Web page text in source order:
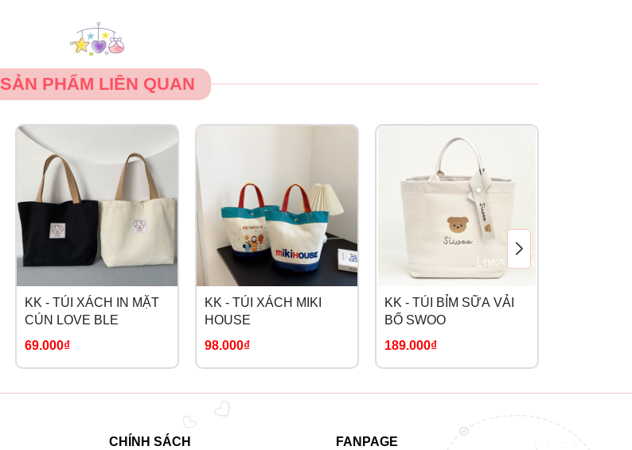
SẢN PHẨM LIÊN QUAN
KK - TÚI XÁCH IN MẶT
CÚN LOVE BLE
69.000₫
KK - TÚI XÁCH MIKI
HOUSE
98.000₫
KK - TÚI BỈM SỮA VẢI
BỐ SWOO
189.000₫
CHÍNH SÁCH FANPAGE